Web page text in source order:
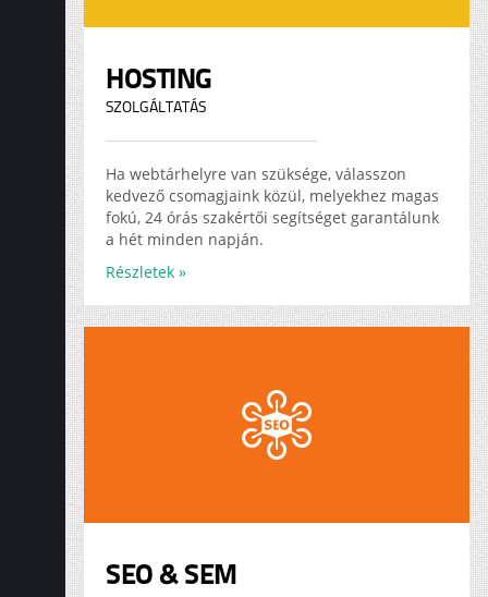
HOSTING
SZOLGÁLTATÁS
Ha webtárhelyre van szüksége, válasszon
kedvező csomagjaink közül, melyekhez magas
fokú, 24 órás szakértői segítséget garantálunk
a hét minden napján.
Részletek »
SEO & SEM